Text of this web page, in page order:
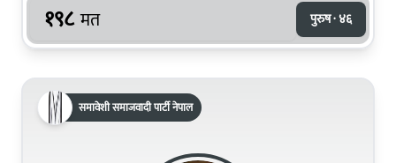
१९८ मत पुरुष · ४६
समावेशी समाजवादी पार्टी नेपाल